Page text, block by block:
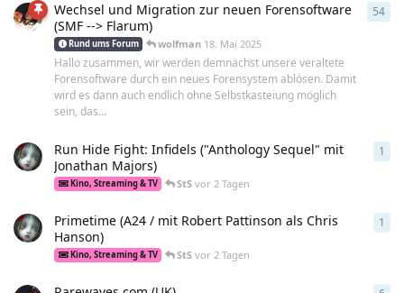
Wechsel und Migration zur neuen Forensoftware
(SMF --> Flarum)
Rund ums Forum wolfman 18. Mai 2025
Hallo zusammen, wir werden demnächst unsere veraltete
Forensoftware durch ein neues Forensystem ablösen. Damit
wird es dann auch endlich ohne Selbstkasteiung möglich
sein, das...
54
Run Hide Fight: Infidels ("Anthology Sequel" mit
Jonathan Majors)
Kino, Streaming & TV StS vor 2 Tagen
1
Primetime (A24 / mit Robert Pattinson als Chris
Hanson)
Kino, Streaming & TV StS vor 2 Tagen
1